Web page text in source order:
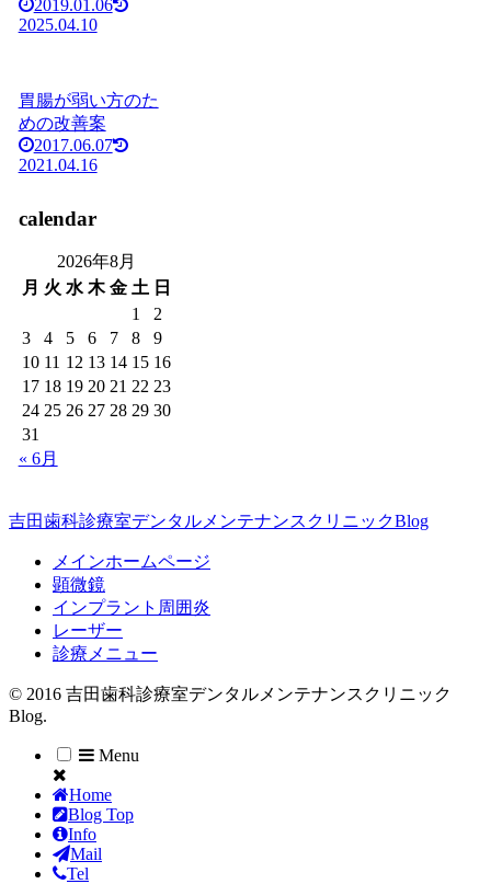
2019.01.06
2025.04.10
胃腸が弱い方のた
めの改善案
2017.06.07
2021.04.16
calendar
2026年8月
月 火 水 木 金 土 日
1
2
3
4 5 6 7 8
9
10 11 12 13 14 15 16
17 18 19 20 21 22 23
24 25 26 27 28 29 30
31
« 6月
吉田歯科診療室デンタルメンテナンスクリニックBlog
メインホームページ
顕微鏡
インプラント周囲炎
レーザー
診療メニュー
© 2016 吉田歯科診療室デンタルメンテナンスクリニック
Blog.
Menu
Home
Blog Top
Info
Mail
Tel